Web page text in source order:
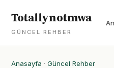
Totallynotmwa
GÜNCEL REHBER
Anasayfa · Güncel Rehber